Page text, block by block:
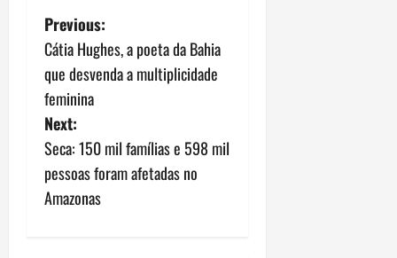
P
o
s
t
n
a
Previous:
Cátia Hughes, a poeta da Bahia
que desvenda a multiplicidade
feminina
Next:
Seca: 150 mil famílias e 598 mil
pessoas foram afetadas no
Amazonas